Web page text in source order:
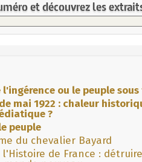
et découvrez les
l'ingérence ou le peuple
mai 1922 : chaleur
?
peuple
du chevalier Bayard
de France :